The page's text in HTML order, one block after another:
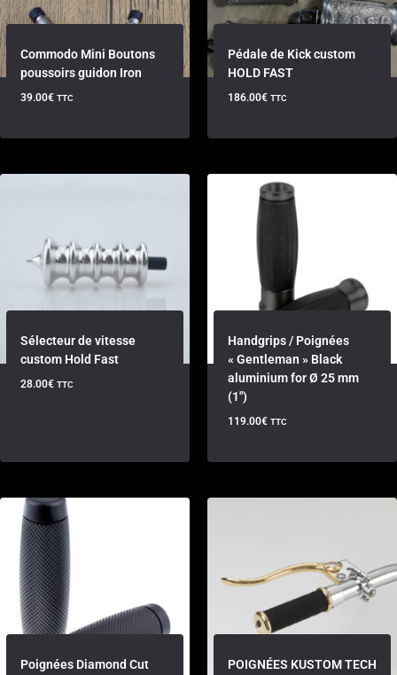
Commodo Mini Boutons
poussoirs guidon Iron
39.00€ TTC
Pédale de Kick custom
HOLD FAST
186.00€ TTC
Sélecteur de vitesse
custom Hold Fast
28.00€ TTC
Handgrips / Poignées
« Gentleman » Black
aluminium for Ø 25 mm
(1″)
119.00€ TTC
Poignées Diamond Cut
POIGNÉES KUSTOM TECH